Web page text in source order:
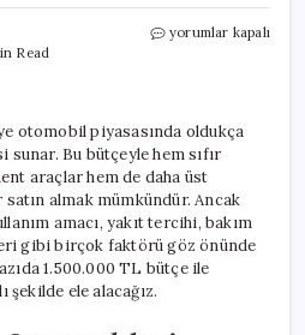
Read
1,5
yorumlar kapalı
otomobil piyasasında oldukça
Bu bütçeyle hem sıfır
araçlar hem de daha üst
almak mümkündür. Ancak
amacı, yakıt tercihi, bakım
gibi birçok faktörü göz önünde
1.500.000 TL bütçe ile
şekilde ele alacağız.